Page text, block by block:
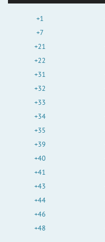
+1
+7
+21
+22
+31
+32
+33
+34
+35
+39
+40
+41
+43
+44
+46
+48